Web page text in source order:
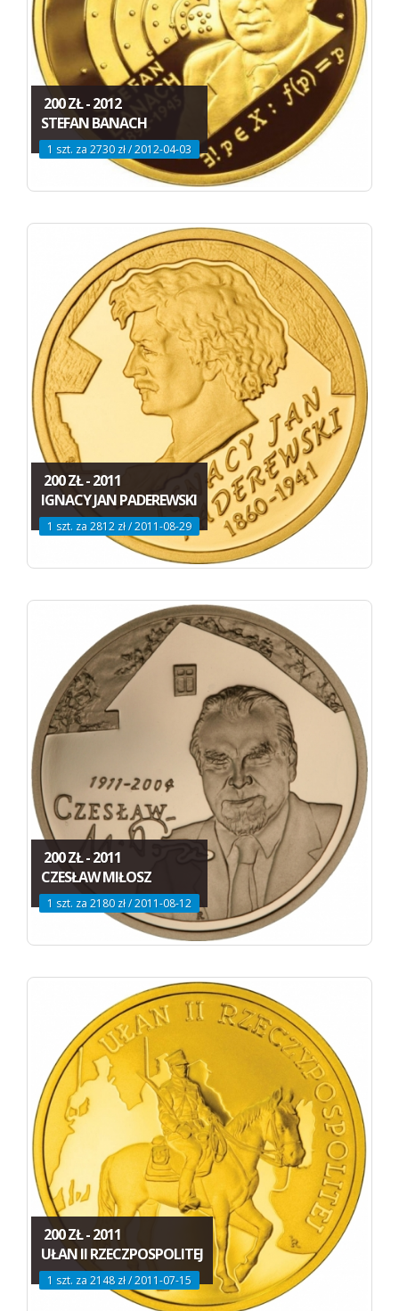
200 ZŁ - 2012
STEFAN BANACH
1 szt. za 2730 zł / 2012-04-03
200 ZŁ - 2011
IGNACY JAN PADEREWSKI
1 szt. za 2812 zł / 2011-08-29
200 ZŁ - 2011
CZESŁAW MIŁOSZ
1 szt. za 2180 zł / 2011-08-12
200 ZŁ - 2011
UŁAN II RZECZPOSPOLITEJ
1 szt. za 2148 zł / 2011-07-15